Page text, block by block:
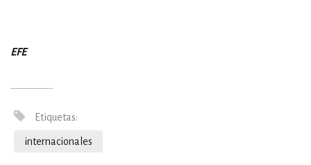
EFE
Etiquetas:
internacionales